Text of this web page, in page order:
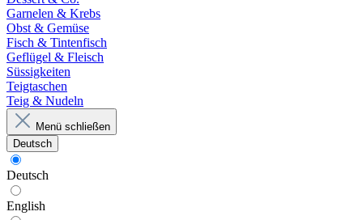
Garnelen & Krebs
Obst & Gemüse
Fisch & Tintenfisch
Geflügel & Fleisch
Süssigkeiten
Teigtaschen
Teig & Nudeln
Menü schließen
Deutsch
Deutsch
English